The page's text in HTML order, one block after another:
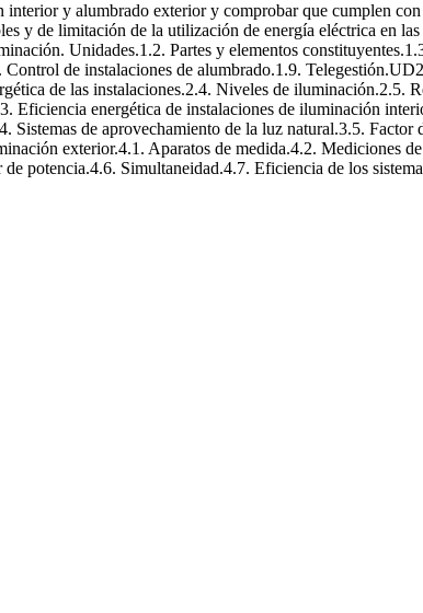
y alumbrado exterior y comprobar que cumplen
y de limitación de la utilización de energía eléctrica en
Unidades.1.2. Partes y elementos
de instalaciones de alumbrado.1.9.
de las instalaciones.2.4. Niveles de iluminación.2.5.
Eficiencia energética de instalaciones de iluminación
de aprovechamiento de la luz natural.3.5.
exterior.4.1. Aparatos de medida.4.2. Mediciones
potencia.4.6. Simultaneidad.4.7. Eficiencia de los